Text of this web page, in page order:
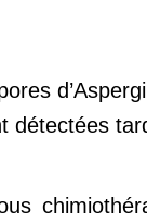
détectées